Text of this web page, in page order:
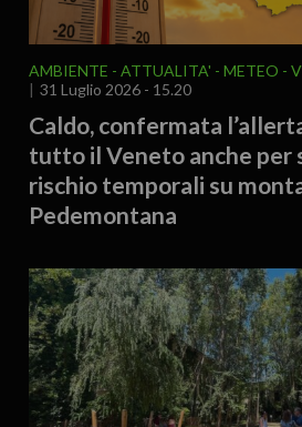
AMBIENTE ATTUALITA' METEO
31 Luglio 2026 - 15.20
Caldo, confermata
tutto il Veneto anche per
rischio temporali su
Pedemontana